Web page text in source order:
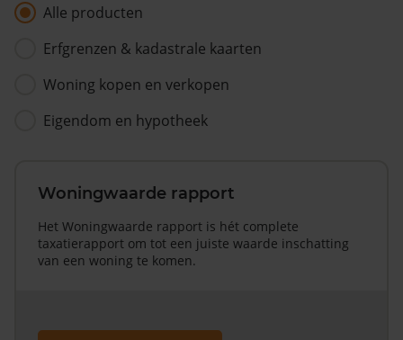
Alle producten
Erfgrenzen & kadastrale kaarten
Woning kopen en verkopen
Eigendom en hypotheek
Woningwaarde rapport
Het Woningwaarde rapport is hét complete
taxatierapport om tot een juiste waarde inschatting
van een woning te komen.